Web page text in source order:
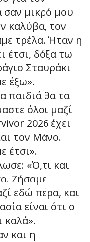
σαν μικρό μου
καλύβα, τον
τρέλα. Ήταν η
έτσι, δόξα τω
Σταυράκι
έξω».
παιδιά θα τα
όλοι μαζί
2026 έχει
τον Μάνο.
έτσι».
«Ό,τι και
Ζήσαμε
εδώ πέρα, και
είναι ότι ο
καλά».
και η